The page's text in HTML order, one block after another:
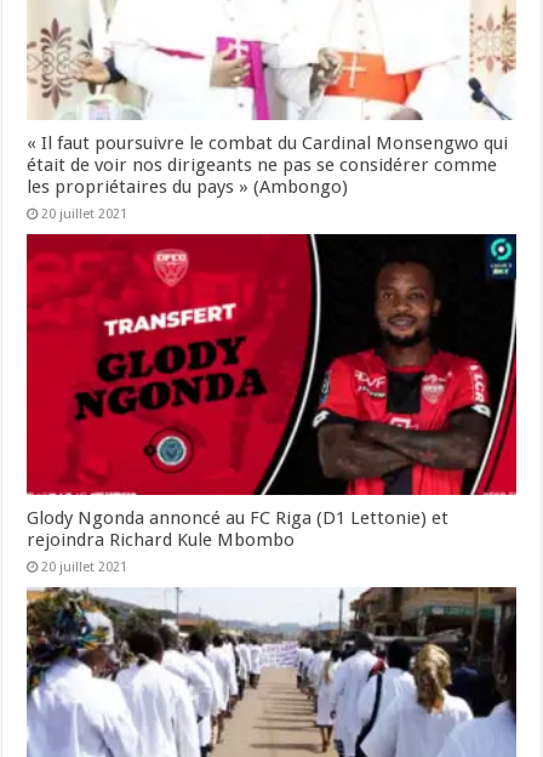
« Il faut poursuivre le combat du Cardinal Monsengwo qui
était de voir nos dirigeants ne pas se considérer comme
les propriétaires du pays » (Ambongo)
20 juillet 2021
Glody Ngonda annoncé au FC Riga (D1 Lettonie) et
rejoindra Richard Kule Mbombo
20 juillet 2021